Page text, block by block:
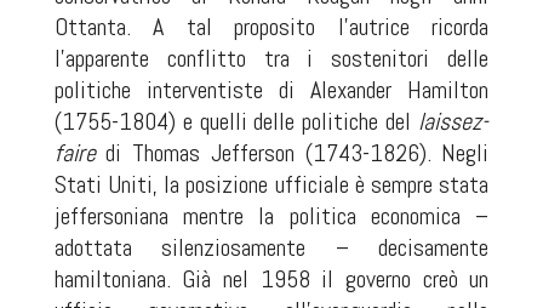
Ottanta. A tal proposito l’autrice ricorda
l’apparente conflitto tra i sostenitori delle
politiche interventiste di Alexander Hamilton
(1755-1804) e quelli delle politiche del laissez-
fairedi Thomas Jefferson (1743-1826). Negli
Stati Uniti, la posizione ufficiale è sempre stata
jeffersoniana mentre la politica economica –
adottata silenziosamente – decisamente
hamiltoniana. Già nel 1958 il governo creò un